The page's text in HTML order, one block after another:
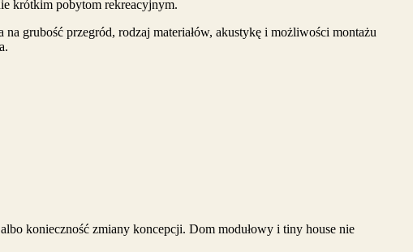
krótkim pobytom rekreacyjnym.
grubość przegród, rodzaj materiałów, akustykę i możliwości montażu
konieczność zmiany koncepcji. Dom modułowy i tiny house nie